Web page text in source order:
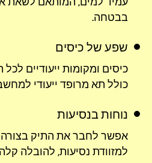
בבטחה.
שפע של כיסים
כיסים ומקומות ייעודיים לכל
כולל תא מרופד ייעודי
נוחות בנסיעות
אפשר לחבר את התיק
למזוודת נסיעות, להובלה